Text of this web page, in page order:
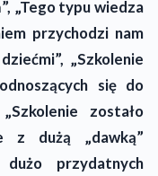
„Tego typu wiedza
przychodzi nam
„Szkolenie
się do
zostało
z dużą „dawką”
dużo przydatnych